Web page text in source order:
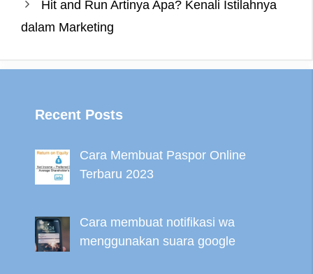
t
r
Hit and Run Artinya Apa? Kenali Istilahnya
dalam Marketing
Recent Posts
Cara Membuat Paspor Online
Terbaru 2023
Cara membuat notifikasi wa
menggunakan suara google